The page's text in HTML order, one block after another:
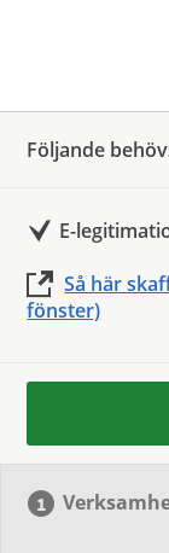
Följande
E-
Så här
fönster)